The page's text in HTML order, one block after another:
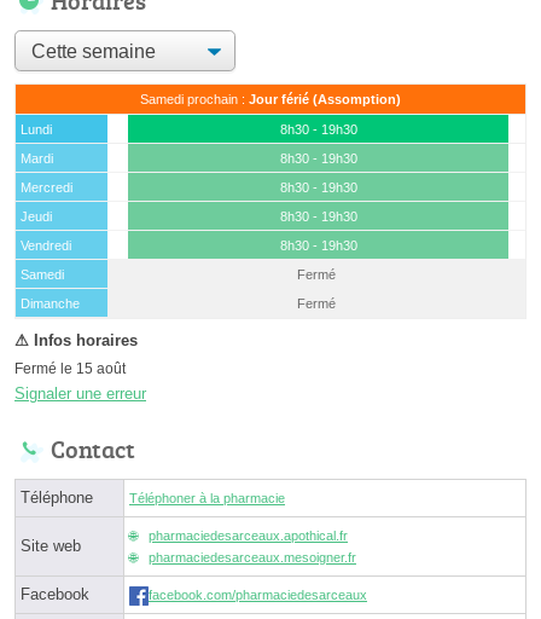
Samedi prochain : Jour férié (Assomption)
Lundi
8h30 - 19h30
Mardi
8h30 - 19h30
Mercredi
8h30 - 19h30
Jeudi
8h30 - 19h30
Vendredi
8h30 - 19h30
Samedi
(15 août)
Fermé
Dimanche
Fermé
Fermé le 15 août
Signaler une erreur
Contact
Téléphone Téléphoner à la pharmacie
Site web
pharmaciedesarceaux.apothical.fr
pharmaciedesarceaux.mesoigner.fr
Facebook facebook.com/pharmaciedesarceaux